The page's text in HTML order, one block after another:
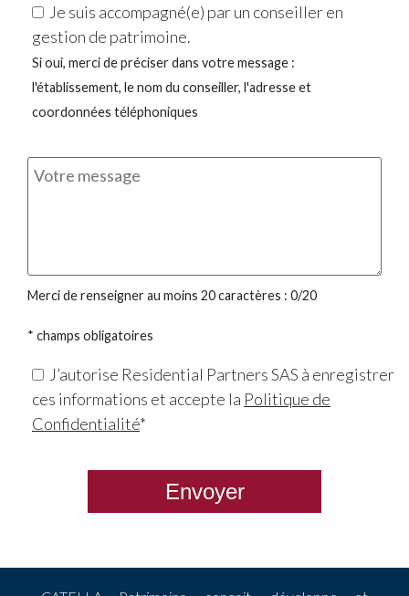
Je suis accompagné(e) par un conseiller en
gestion de patrimoine.
Si oui, merci de préciser dans votre message :
l'établissement, le nom du conseiller, l'adresse et
coordonnées téléphoniques
Merci de renseigner au moins 20 caractères : 0/20
* champs obligatoires
J’autorise Residential Partners SAS à enregistrer
ces informations et accepte la Politique de
Confidentialité*
Envoyer